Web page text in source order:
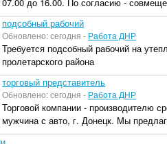
подсобный рабочий
Обновлено: сегодня - Работа ДНР
Требуется подсобный рабочий на
пролетарского района
торговый представитель
Обновлено: сегодня - Работа ДНР
Торговой компании - производителю
мужчина с авто, г. Донецк. Мы